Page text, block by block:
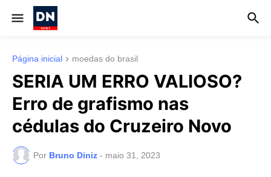
Página inicial moedas do brasil
SERIA UM ERRO VALIOSO?
Erro de grafismo nas
cédulas do Cruzeiro Novo
Por Bruno Diniz - maio 31, 2023